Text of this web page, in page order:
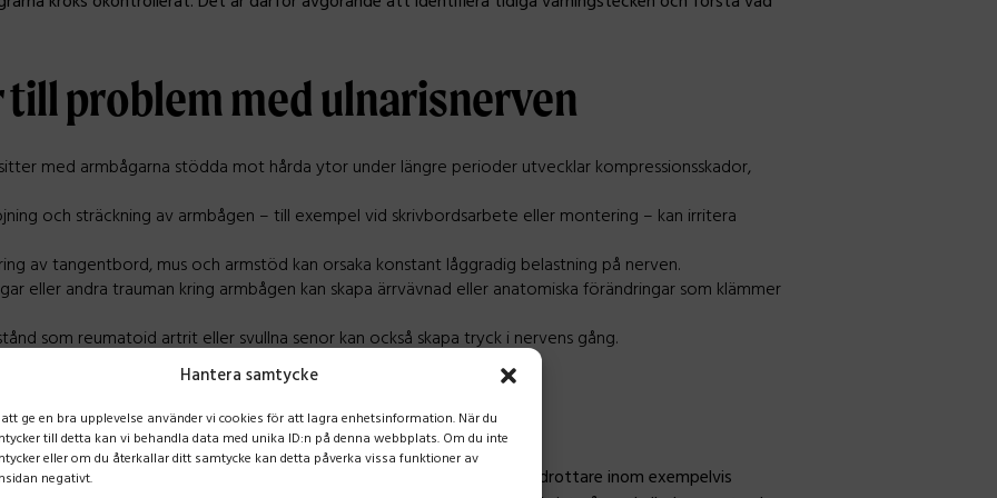
Hantera samtycke
ge en bra upplevelse använder vi cookies för att lagra enhetsinformation. När du
till detta kan vi behandla data med unika ID:n på denna webbplats. Om du inte
eller om du återkallar ditt samtycke kan detta påverka vissa funktioner av
negativt.
problem med ulnarisnerven
med armbågarna stödda mot hårda ytor under längre perioder utvecklar kompressionsskador,
och sträckning av armbågen – till exempel vid skrivbordsarbete eller montering – kan irritera
av tangentbord, mus och armstöd kan orsaka konstant låggradig belastning på nerven.
eller andra trauman kring armbågen kan skapa ärrvävnad eller anatomiska förändringar som klämmer
som reumatoid artrit eller svullna senor kan också skapa tryck i nervens gång.
livsstilsfaktorer
datorn, hantverkare som arbetar med repetitiva rörelser, samt idrottare inom exempelvis